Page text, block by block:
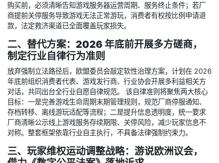
购买前，必须清晰告知游戏服务器运营周期、服务终止条件；若厂
商提前关停服务导致游戏无法正常游玩，消费者有权按比例申请退
款，法定救济渠道已全面覆盖玩家损失。
二、替代方案：2026 年底前开展多方磋商，
制定行业自律行为准则
放弃强制立法路径后，欧盟委员会敲定软性治理方案，计划在 2026
年底前组织消费者代表、游戏发行商、行业协会开展多利益相关方
对话，共同出台全行业自愿自律规范。 该自律准则将聚焦两大核心
目标：一是完善游戏生命周期末期管理规则，规范厂商停服通知、
存档转移、离线游玩适配等流程；二是提升信息透明度，统一要求
厂商清晰公示线上游戏服务存续期限、关停风险，减少玩家信息不
对称。整套框架依靠行业自主执行，不具备法律强制约束力。
三、玩家维权运动调整战略：游说欧洲议会，